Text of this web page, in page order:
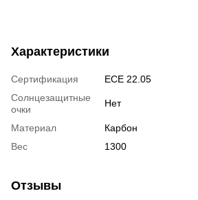
Характеристики
Сертификация
ECE 22.05
Солнцезащитные
очки
Нет
Материал
Карбон
Вес
1300
Отзывы